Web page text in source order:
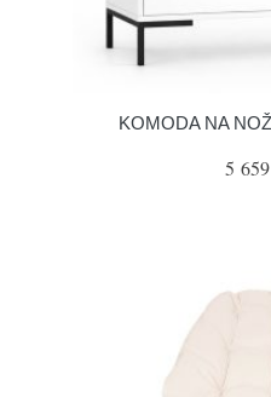
KOMODA NA
5